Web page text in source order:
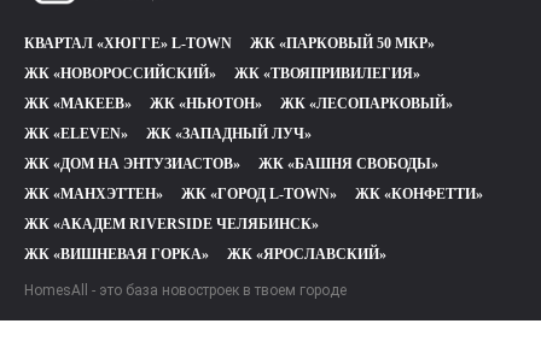
КВАРТАЛ «ХЮГГЕ» L-TOWN
ЖК «ПАРКОВЫЙ 50 МКР»
ЖК «НОВОРОССИЙСКИЙ»
ЖК «ТВОЯПРИВИЛЕГИЯ»
ЖК «МАКЕЕВ»
ЖК «НЬЮТОН»
ЖК «ЛЕСОПАРКОВЫЙ»
ЖК «ELEVEN»
ЖК «ЗАПАДНЫЙ ЛУЧ»
ЖК «ДОМ НА ЭНТУЗИАСТОВ»
ЖК «БАШНЯ СВОБОДЫ»
ЖК «МАНХЭТТЕН»
ЖК «ГОРОД L-TOWN»
ЖК «КОНФЕТТИ»
ЖК «АКАДЕМ RIVERSIDE ЧЕЛЯБИНСК»
ЖК «ВИШНЕВАЯ ГОРКА»
ЖК «ЯРОСЛАВСКИЙ»
HomesAll - это база новостроек в твоем городе